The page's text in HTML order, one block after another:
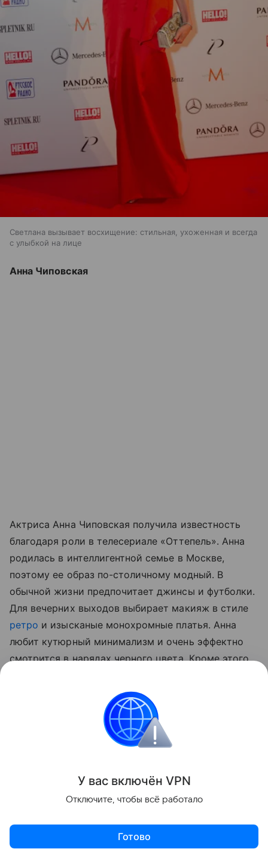
Светлана вызывает восхищение: стильная, ухоженная и всегда
с улыбкой на лице
Анна Чиповская
Актриса Анна Чиповская получила известность
благодаря роли в телесериале «Оттепель». Анна
родилась в интеллигентной семье в Москве,
поэтому ее образ по-столичному модный. В
обычной жизни предпочитает джинсы и футболки.
Для вечерних выходов выбирает макияж в стиле
ретро и изысканые монохромные платья. Анна
любит кутюрный минимализм и очень эффектно
смотрится в нарядах черного цвета. Кроме этого,
году Анна стала лицом новой коллекции Maison
Bohemique Demi Couture, полной вызова и
У вас включён VPN
Отключите, чтобы всё работало
Готово